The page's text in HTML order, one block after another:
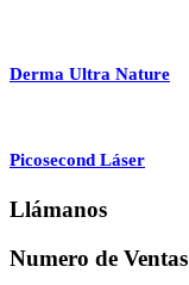
Derma Ultra Nature
Picosecond Láser
Llámanos
Numero de Ventas